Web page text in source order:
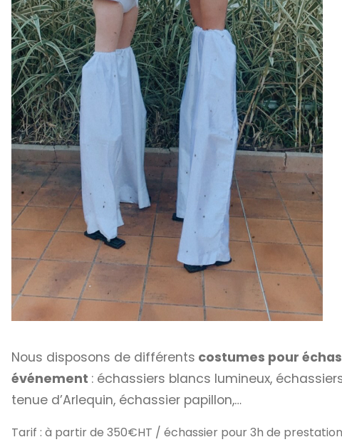
Nous disposons de différents costumes pour
événement : échassiers blancs lumineux,
tenue d’Arlequin, échassier papillon,…
Tarif : à partir de 350€HT / échassier pour 3h de